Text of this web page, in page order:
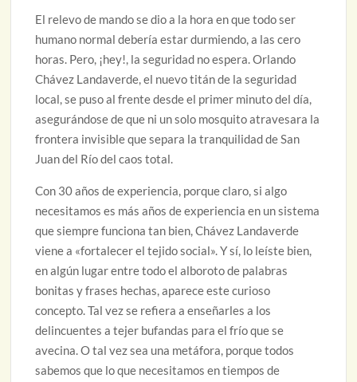
El relevo de mando se dio a la hora en que todo ser
humano normal debería estar durmiendo, a las cero
horas. Pero, ¡hey!, la seguridad no espera. Orlando
Chávez Landaverde, el nuevo titán de la seguridad
local, se puso al frente desde el primer minuto del día,
asegurándose de que ni un solo mosquito atravesara la
frontera invisible que separa la tranquilidad de San
Juan del Río del caos total.
Con 30 años de experiencia, porque claro, si algo
necesitamos es más años de experiencia en un sistema
que siempre funciona tan bien, Chávez Landaverde
viene a «fortalecer el tejido social». Y sí, lo leíste bien,
en algún lugar entre todo el alboroto de palabras
bonitas y frases hechas, aparece este curioso
concepto. Tal vez se refiera a enseñarles a los
delincuentes a tejer bufandas para el frío que se
avecina. O tal vez sea una metáfora, porque todos
sabemos que lo que necesitamos en tiempos de